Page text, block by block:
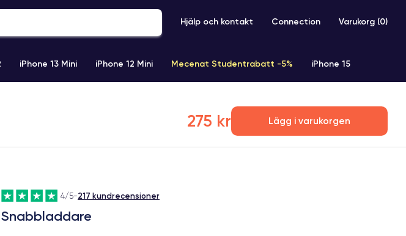
Hjälp och kontakt Connection Varukorg (0)
iPhone 13 Mini iPhone 12 Mini Mecenat Studentrabatt -5% iPhone 15
275 kr Lägg i varukorgen
4/5-217 kundrecensioner
Snabbladdare